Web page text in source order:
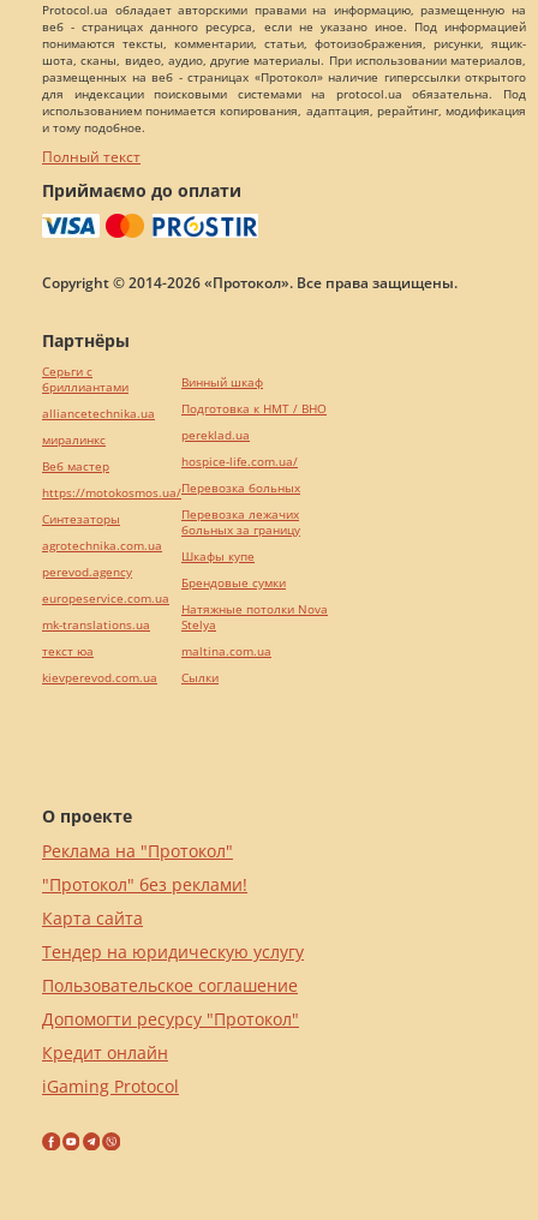
Protocol.ua обладает авторскими правами на информацию, размещенную на
веб - страницах данного ресурса, если не указано иное. Под информацией
понимаются тексты, комментарии, статьи, фотоизображения, рисунки, ящик-
шота, сканы, видео, аудио, другие материалы. При использовании материалов,
размещенных на веб - страницах «Протокол» наличие гиперссылки открытого
для индексации поисковыми системами на protocol.ua обязательна. Под
использованием понимается копирования, адаптация, рерайтинг, модификация
и тому подобное.
Полный текст
Приймаємо до оплати
Copyright © 2014-2026 «Протокол». Все права защищены.
О проекте
Реклама на "Протокол"
"Протокол" без реклами!
Карта сайта
Тендер на юридическую услугу
Пользовательское соглашение
Допомогти ресурсу "Протокол"
Кредит онлайн
iGaming Protocol
Партнёры
Серьги с
бриллиантами
alliancetechnika.ua
миралинкс
Веб мастер
https://motokosmos.ua/
Синтезаторы
agrotechnika.com.ua
perevod.agency
europeservice.com.ua
mk-translations.ua
текст юа
kievperevod.com.ua
Винный шкаф
Подготовка к НМТ / ВНО
pereklad.ua
hospice-life.com.ua/
Перевозка больных
Перевозка лежачих
больных за границу
Шкафы купе
Брендовые сумки
Натяжные потолки Nova
Stelya
maltina.com.ua
Cылки